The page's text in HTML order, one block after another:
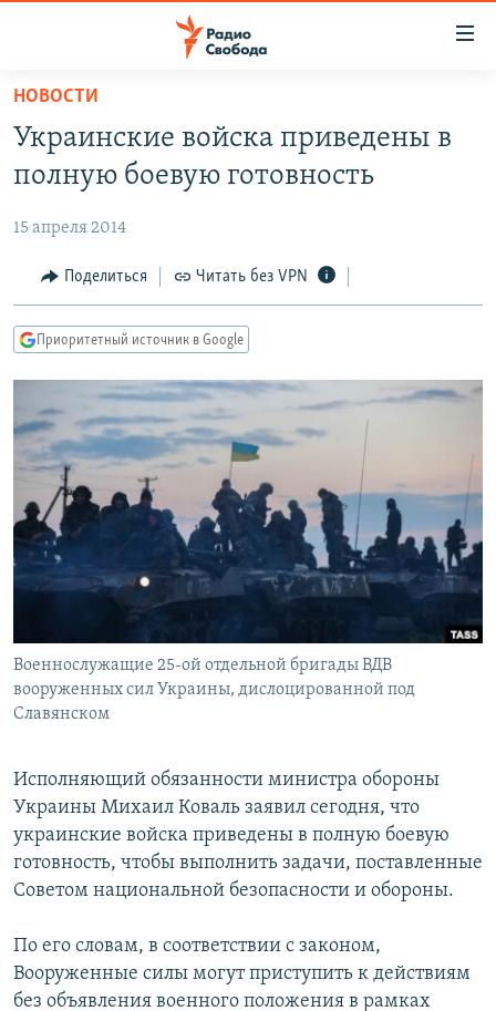
упрощенного
доступа
основному
Вернутся
главной
навигации
Вернутся
поиску
ПОДКАСТЫ
АВТОРСКИЕ ПРОЕКТЫ
ЦИТАТЫ СВОБОДЫ
МНЕНИЯ
IDEL.РЕАЛИИ
КАВКАЗ.РЕАЛИИ
СЕВЕР.РЕАЛИИ
СИБИРЬ.РЕАЛИИ
РАСПИСАНИЕ ВЕЩАНИЯ
ПОДПИШИТЕСЬ НА РАССЫЛКУ
СОЦИАЛЬНЫЕ СЕТИ
Все сайты РСЕ/РС
НОВОСТИ
Украинские войска приведены в
полную боевую готовность
15 апреля 2014
Поделиться Читать без VPN
Приоритетный источник в Google
Военнослужащие 25-ой отдельной бригады ВДВ
вооруженных сил Украины, дислоцированной под
Славянском
Исполняющий обязанности министра обороны
Украины Михаил Коваль заявил сегодня, что
украинские войска приведены в полную боевую
готовность, чтобы выполнить задачи, поставленные
Советом национальной безопасности и обороны.
По его словам, в соответствии с законом,
Вооруженные силы могут приступить к действиям
без объявления военного положения в рамках